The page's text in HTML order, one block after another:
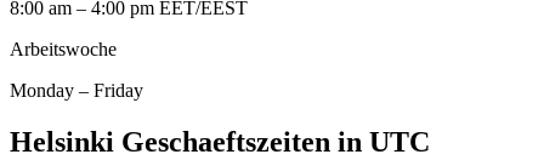
8:00 am – 4:00 pm EET/EEST
Arbeitswoche
Monday – Friday
Helsinki Geschaeftszeiten in UTC